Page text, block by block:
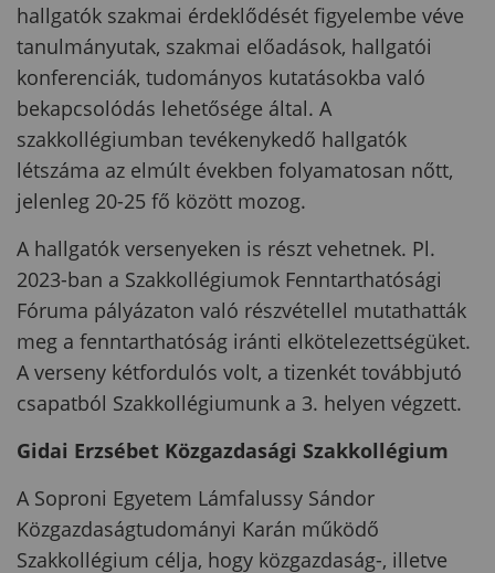
hallgatók szakmai érdeklődését figyelembe véve
tanulmányutak, szakmai előadások, hallgatói
konferenciák, tudományos kutatásokba való
bekapcsolódás lehetősége által. A
szakkollégiumban tevékenykedő hallgatók
létszáma az elmúlt években folyamatosan nőtt,
jelenleg 20-25 fő között mozog.
A hallgatók versenyeken is részt vehetnek. Pl.
2023-ban a Szakkollégiumok Fenntarthatósági
Fóruma pályázaton való részvétellel mutathatták
meg a fenntarthatóság iránti elkötelezettségüket.
A verseny kétfordulós volt, a tizenkét továbbjutó
csapatból Szakkollégiumunk a 3. helyen végzett.
Gidai Erzsébet Közgazdasági Szakkollégium
A Soproni Egyetem Lámfalussy Sándor
Közgazdaságtudományi Karán működő
Szakkollégium célja, hogy közgazdaság-, illetve